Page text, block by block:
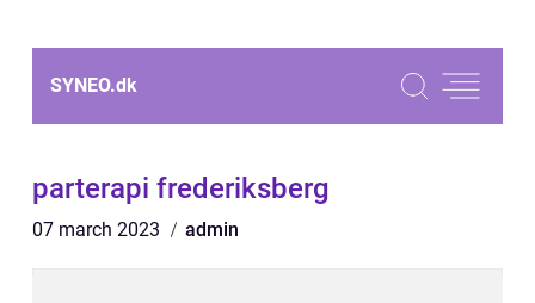
SYNEO.dk
parterapi frederiksberg
07 march 2023 admin